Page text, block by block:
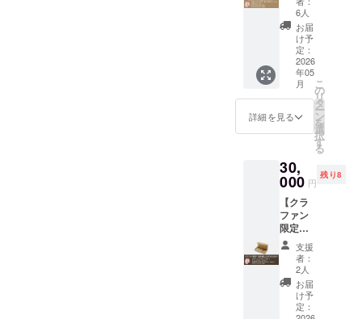
白、乳
加工
品、食
塩、パ
プリ
カ、コ
ショウ
調味料
（アミ
リン酸
塩
（Na）
、（一
部に牛
肉・豚
肉・小
麦・
卵・乳
成分・
大豆を
含む）
牛肉
（国内
産、
オース
トラリ
ア産、
アメリ
産）、
豚肉
玉葱、
パン粉
（国内
製
造）、
乾燥玉
ねぎ、
植物
油、ぶ
どう
糖、小
麦粉、
スープ
（鶏ダ
シ醤油
味）1個
（水で
薄める
濃縮タ
イプ
200ml
ルモン
鍋用：
200g（
豪州
産） -
牛プル
プルホ
ルモン
鍋用：
200g（
北海道
産） -
に入り
「上ガ
ツホル
モン」
と「甘
辛みそ
豚ホル
モン」
を合わ
ちゃん
の“いつ
味し
い”を詰
め込ん
だ、定
番ホル
モン
セット
です。
「大畠
セッ
ト】 お
ばあ
ちゃん
が生
み、長
年愛さ
れてき
た「大
畠のホ
「上塩
ホルモ
ン」。
そして
現社長
が開発
した、
新しい
美味し
さ「牛
コロコ
ロホル
6人
お届
け予
定：
2026
年05
月
詳細を見る
こ
の
リ
タ
ー
ン
を
選
択
す
る
30,
000 円
残り8
【クラ
ファン
限定・
北海道
じんぎ
すかん
セッ
ト】 お
ばあ
支援
者：
2人
お届
け予
定：